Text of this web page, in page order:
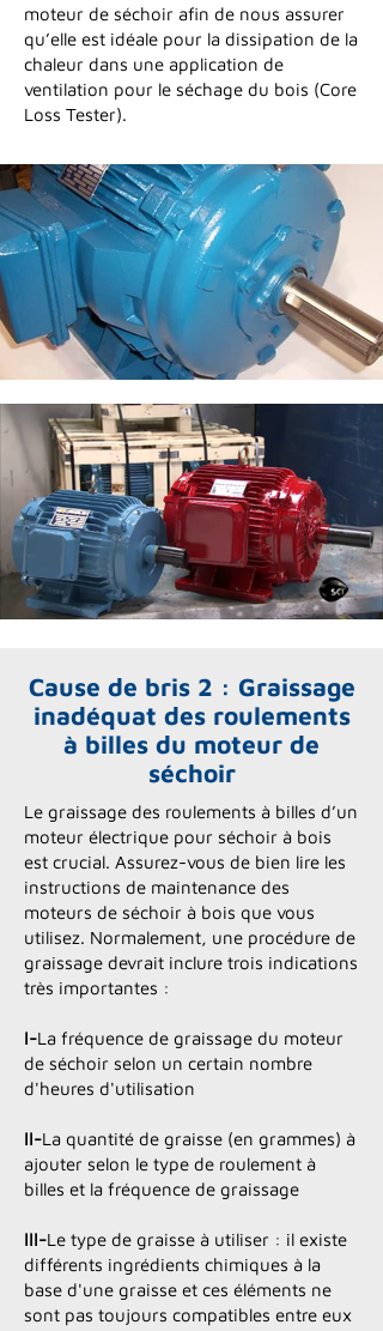
moteur de séchoir afin de nous assurer
qu’elle est idéale pour la dissipation de la
chaleur dans une application de
ventilation pour le séchage du bois (Core
Loss Tester).
Cause de bris 2 : Graissage
inadéquat des roulements
à billes du moteur de
séchoir
Le graissage des roulements à billes d’un
moteur électrique pour séchoir à bois
est crucial. Assurez-vous de bien lire les
instructions de maintenance des
moteurs de séchoir à bois que vous
utilisez. Normalement, une procédure de
graissage devrait inclure trois indications
très importantes :
I-La fréquence de graissage du moteur
de séchoir selon un certain nombre
d'heures d'utilisation
II-La quantité de graisse (en grammes) à
ajouter selon le type de roulement à
billes et la fréquence de graissage
III-Le type de graisse à utiliser : il existe
différents ingrédients chimiques à la
base d'une graisse et ces éléments ne
sont pas toujours compatibles entre eux